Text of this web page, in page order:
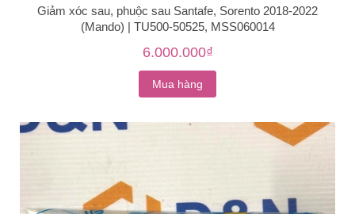
Giảm xóc sau, phuộc sau Santafe, Sorento 2018-2022
(Mando) | TU500-50525, MSS060014
6.000.000₫
Mua hàng